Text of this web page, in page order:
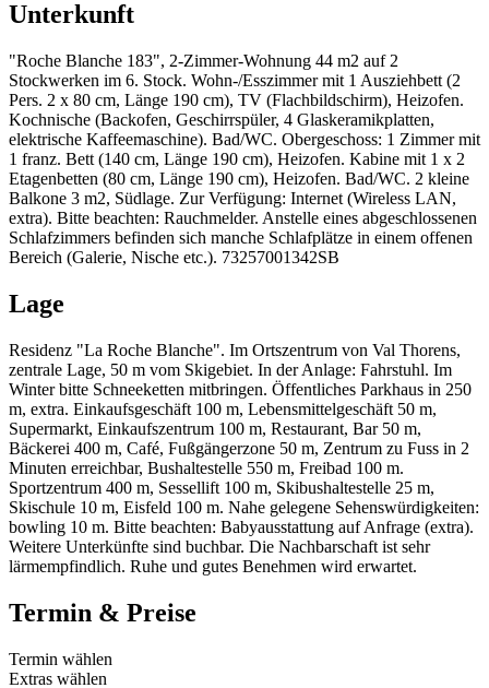
Unterkunft
"Roche Blanche 183", 2-Zimmer-Wohnung 44 m2 auf 2
Stockwerken im 6. Stock. Wohn-/Esszimmer mit 1 Ausziehbett (2
Pers. 2 x 80 cm, Länge 190 cm), TV (Flachbildschirm), Heizofen.
Kochnische (Backofen, Geschirrspüler, 4 Glaskeramikplatten,
elektrische Kaffeemaschine). Bad/WC. Obergeschoss: 1 Zimmer mit
1 franz. Bett (140 cm, Länge 190 cm), Heizofen. Kabine mit 1 x 2
Etagenbetten (80 cm, Länge 190 cm), Heizofen. Bad/WC. 2 kleine
Balkone 3 m2, Südlage. Zur Verfügung: Internet (Wireless LAN,
extra). Bitte beachten: Rauchmelder. Anstelle eines abgeschlossenen
Schlafzimmers befinden sich manche Schlafplätze in einem offenen
Bereich (Galerie, Nische etc.). 73257001342SB
Lage
Residenz "La Roche Blanche". Im Ortszentrum von Val Thorens,
zentrale Lage, 50 m vom Skigebiet. In der Anlage: Fahrstuhl. Im
Winter bitte Schneeketten mitbringen. Öffentliches Parkhaus in 250
m, extra. Einkaufsgeschäft 100 m, Lebensmittelgeschäft 50 m,
Supermarkt, Einkaufszentrum 100 m, Restaurant, Bar 50 m,
Bäckerei 400 m, Café, Fußgängerzone 50 m, Zentrum zu Fuss in 2
Minuten erreichbar, Bushaltestelle 550 m, Freibad 100 m.
Sportzentrum 400 m, Sessellift 100 m, Skibushaltestelle 25 m,
Skischule 10 m, Eisfeld 100 m. Nahe gelegene Sehenswürdigkeiten:
bowling 10 m. Bitte beachten: Babyausstattung auf Anfrage (extra).
Weitere Unterkünfte sind buchbar. Die Nachbarschaft ist sehr
lärmempfindlich. Ruhe und gutes Benehmen wird erwartet.
Termin & Preise
Termin wählen
Extras wählen